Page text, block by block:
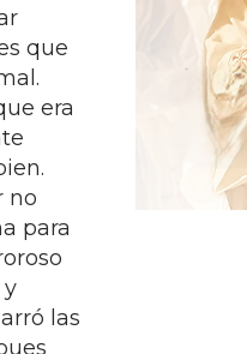
que
era
no
para
y
las